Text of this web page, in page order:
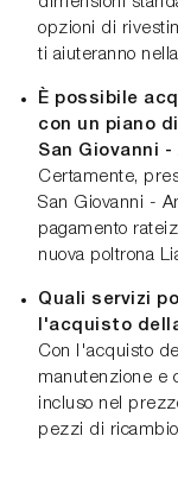
opzioni di
ti aiuteranno
È possibile
con un piano
San Giovanni -
Certamente,
San Giovanni -
pagamento
nuova poltrona
Quali servizi
l'acquisto
Con l'acquisto
manutenzione e
incluso nel
pezzi di